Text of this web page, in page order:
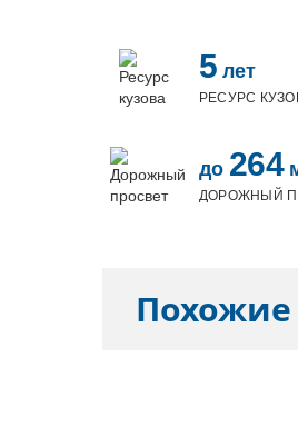
5 лет
РЕСУРС
до 264
ДОРОЖНЫЙ